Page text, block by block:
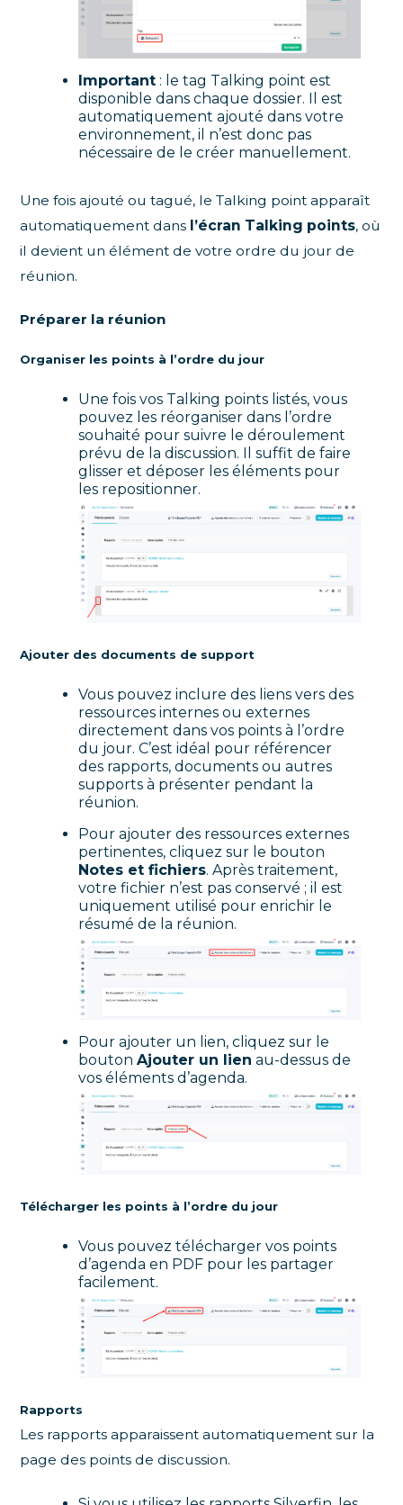
Important : le tag Talking point est
disponible dans chaque dossier. Il est
automatiquement ajouté dans votre
environnement, il n’est donc pas
nécessaire de le créer manuellement.
Une fois ajouté ou tagué, le Talking point apparaît
automatiquement dans l’écran Talking points, où
il devient un élément de votre ordre du jour de
réunion.
Préparer la réunion
Organiser les points à l’ordre du jour
Une fois vos Talking points listés, vous
pouvez les réorganiser dans l’ordre
souhaité pour suivre le déroulement
prévu de la discussion. Il suffit de faire
glisser et déposer les éléments pour
les repositionner.
Ajouter des documents de support
Vous pouvez inclure des liens vers des
ressources internes ou externes
directement dans vos points à l’ordre
du jour. C’est idéal pour référencer
des rapports, documents ou autres
supports à présenter pendant la
réunion.
Pour ajouter des ressources externes
pertinentes, cliquez sur le bouton
Notes et fichiers. Après traitement,
votre fichier n’est pas conservé ; il est
uniquement utilisé pour enrichir le
résumé de la réunion.
Pour ajouter un lien, cliquez sur le
boutonAjouter un lien au-dessus de
vos éléments d’agenda.
Télécharger les points à l’ordre du jour
Vous pouvez télécharger vos points
d’agenda en PDF pour les partager
facilement.
Rapports
Les rapports apparaissent automatiquement sur la
page des points de discussion.